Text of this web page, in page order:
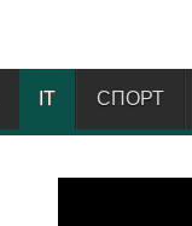
IT СПОРТ